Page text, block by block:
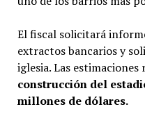
El fiscal solicitará
extractos bancarios y
iglesia. Las
construcción del
millones de dólares.